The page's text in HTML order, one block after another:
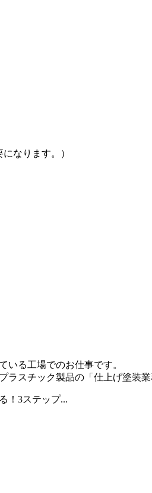
なります。）
いる工場でのお仕事です。
ラスチック製品の「仕上げ塗装
！3ステップ...